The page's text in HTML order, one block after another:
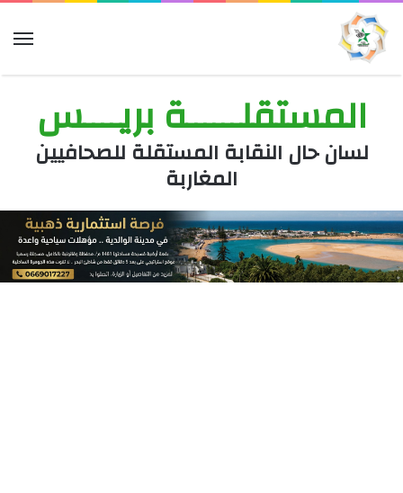
المستقلــــــة بريــــس
لسان حال النقابة المستقلة للصحافيين
المغاربة